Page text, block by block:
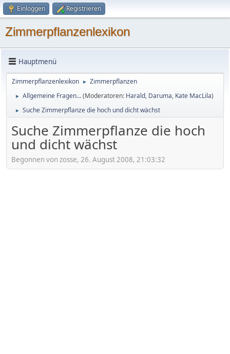
Einloggen Registrieren
Zimmerpflanzenlexikon
Hauptmenü
Zimmerpflanzenlexikon ► Zimmerpflanzen
► Allgemeine Fragen...(Moderatoren: Harald, Daruma, Kate MacLila)
► Suche Zimmerpflanze die hoch und dicht wächst
Suche Zimmerpflanze die hoch
und dicht wächst
Begonnen von zosse, 26. August 2008, 21:03:32